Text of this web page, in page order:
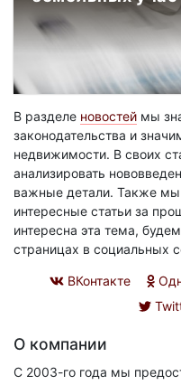
В разделе новостей мы
законодательства и
недвижимости. В своих
анализировать
важные детали. Также
интересные статьи за
интересна эта тема,
страницах в социальных
ВКонтакте
О компании
С 2003-го года мы